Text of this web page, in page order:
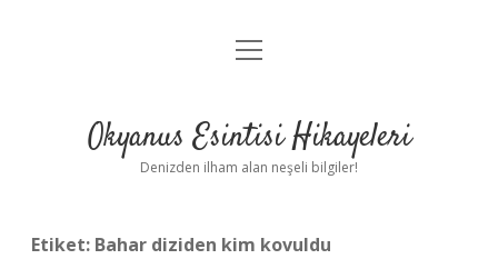
Anasayfa
Yasal Uyarı
menüyü
Okyanus Esintisi Hikayeleri
Denizden ilham alan neşeli bilgiler!
Etiket: Bahar diziden kim kovuldu